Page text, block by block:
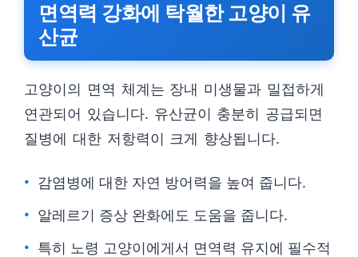
면역력 강화에 탁월한 고양이 유
산균
고양이의 면역 체계는 장내 미생물과 밀접하게
연관되어 있습니다. 유산균이 충분히 공급되면
질병에 대한 저항력이 크게 향상됩니다.
감염병에 대한 자연 방어력을 높여 줍니다.
알레르기 증상 완화에도 도움을 줍니다.
특히 노령 고양이에게서 면역력 유지에 필수적